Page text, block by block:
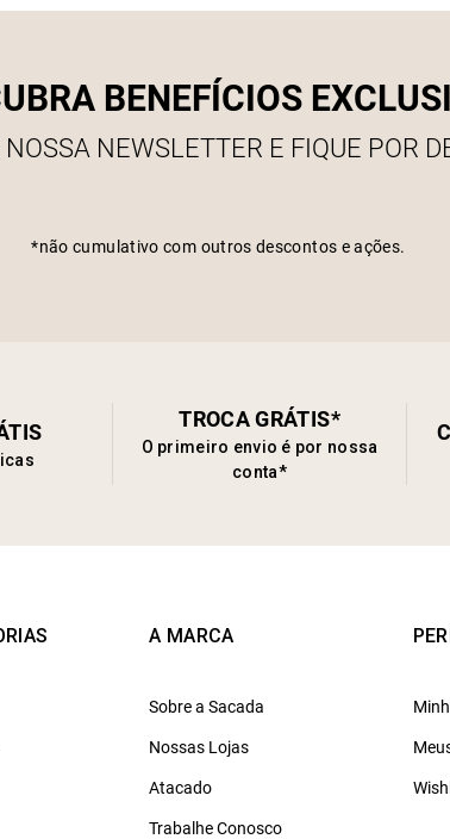
BENEFÍCIOS
NEWSLETTER E FIQUE POR
*não cumulativo com outros descontos e ações.
TROCA GRÁTIS*
O primeiro envio é por nossa
conta*
A MARCA
Sobre a Sacada
Nossas Lojas
Atacado
Trabalhe Conosco